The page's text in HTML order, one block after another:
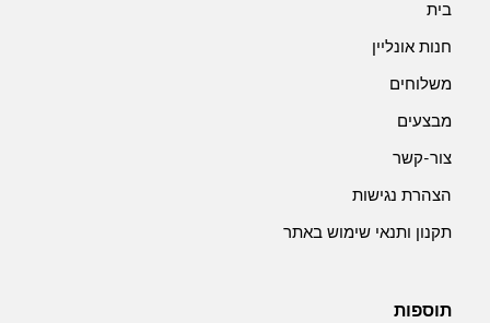
בית
חנות אונליין
משלוחים
מבצעים
צור-קשר
הצהרת נגישות
תקנון ותנאי שימוש באתר
תוספות